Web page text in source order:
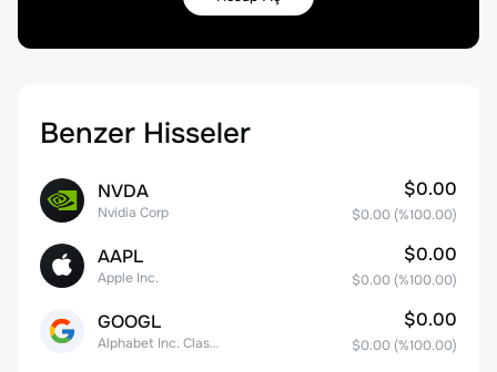
Benzer Hisseler
NVDA
Nvidia Corp
$0.00
$0.00 (%100.00)
AAPL
Apple Inc.
$0.00
$0.00 (%100.00)
GOOGL
Alphabet Inc. Class A Common Stock
$0.00
$0.00 (%100.00)